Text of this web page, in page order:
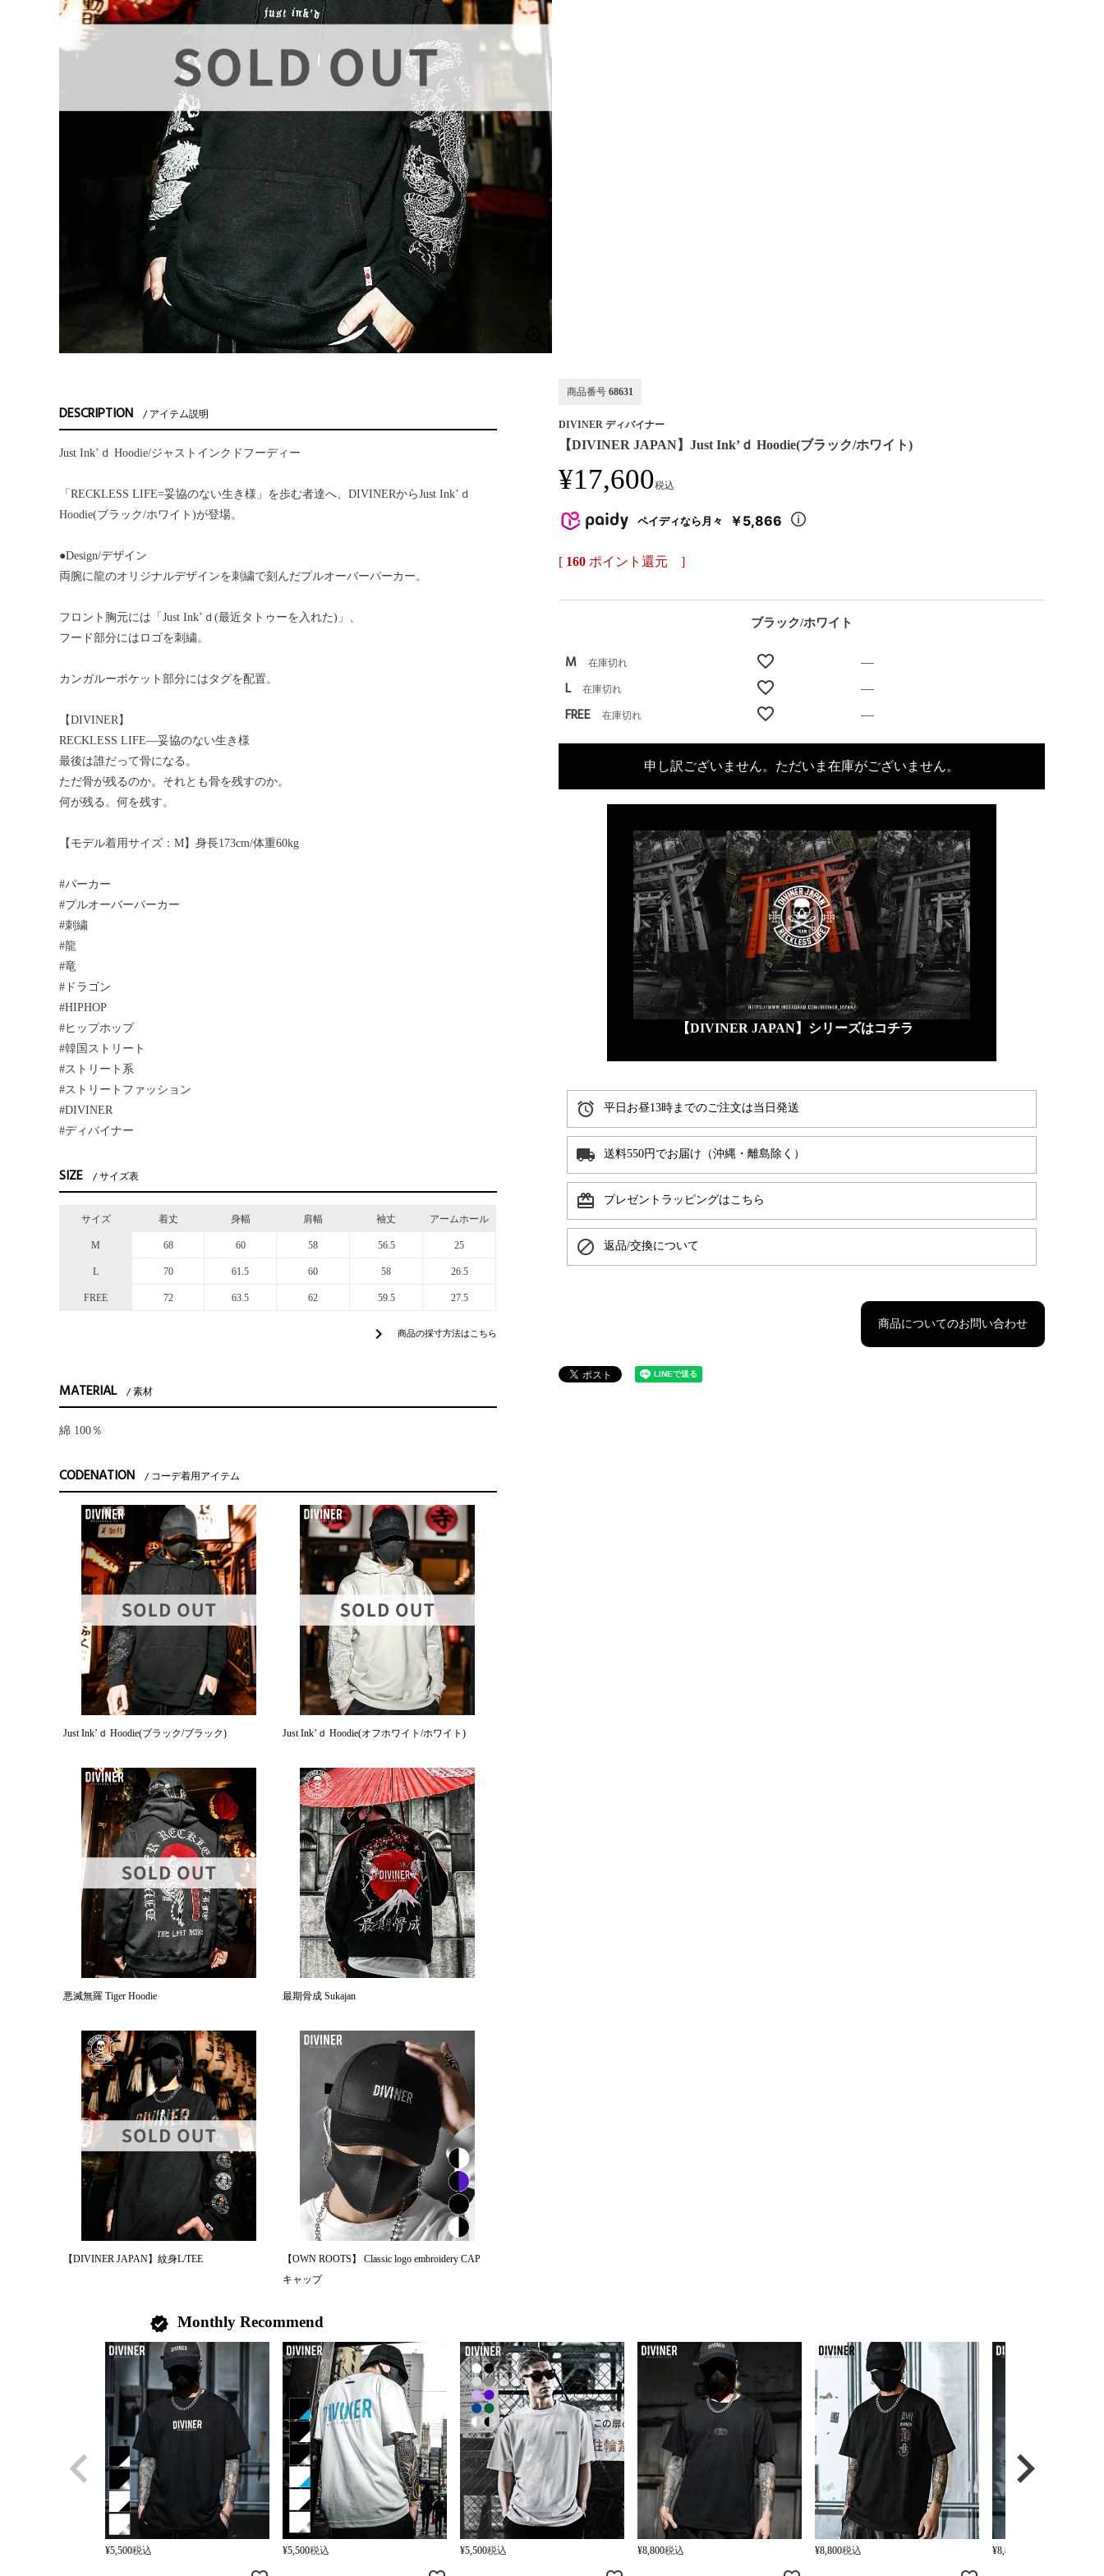
DESCRIPTION アイテム説明
Just Ink’ｄ Hoodie/ジャストインクドフーディー
「RECKLESS LIFE=妥協のない生き様」を歩む者達へ、DIVINERからJust Ink’ｄ
Hoodie(ブラック/ホワイト)が登場。
●Design/デザイン
両腕に龍のオリジナルデザインを刺繍で刻んだプルオーバーパーカー。
フロント胸元には「Just Ink’ｄ(最近タトゥーを入れた)」、
フード部分にはロゴを刺繍。
カンガルーポケット部分にはタグを配置。
【DIVINER】
RECKLESS LIFE―妥協のない生き様
最後は誰だって骨になる。
ただ骨が残るのか。それとも骨を残すのか。
何が残る。何を残す。
【モデル着用サイズ：M】身長173cm/体重60kg
#パーカー
#プルオーバーパーカー
#刺繍
#龍
#竜
#ドラゴン
#HIPHOP
#ヒップホップ
#韓国ストリート
#ストリート系
#ストリートファッション
#DIVINER
#ディバイナー
SIZE サイズ表
サイズ 着丈 身幅 肩幅 袖丈 アームホール
M 68 60 58 56.5 25
L 70 61.5 60 58 26.5
FREE 72 63.5 62 59.5 27.5
chevron_right 商品の採寸方法はこちら
MATERIAL 素材
綿 100％
CODENATION コーデ着用アイテム
Just Ink’ｄ Hoodie(ブラック/ブラック) Just Ink’ｄ Hoodie(オフホワイト/ホワイト)
悪滅無羅 Tiger Hoodie 最期骨成 Sukajan
【DIVINER JAPAN】紋身L/TEE
【OWN ROOTS】 Classic logo embroidery CAP
キャップ
商品番号 68631
DIVINER ディバイナー
【DIVINER JAPAN】Just Ink’ｄ Hoodie(ブラック/ホワイト)
¥17,600税込
ペイディなら月々 ￥5,866
[ 160 ポイント還元 ]
ブラック/ホワイト
M 在庫切れ —
L 在庫切れ —
FREE 在庫切れ —
申し訳ございません。ただいま在庫がございません。
【DIVINER JAPAN】シリーズはコチラ
alarm 平日お昼13時までのご注文は当日発送
local_shipping 送料550円でお届け（沖縄・離島除く）
card_giftcard プレゼントラッピングはこちら
block 返品/交換について
商品についてのお問い合わせ
verified Monthly Recommend
¥5,500税込 ¥5,500税込 ¥5,500税込 ¥8,800税込 ¥8,800税込 ¥8,800